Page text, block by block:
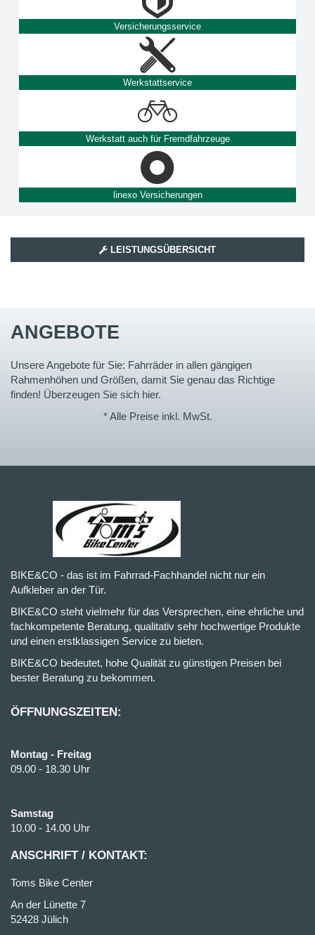
Versicherungsservice
Werkstattservice
Werkstatt auch für Fremdfahrzeuge
linexo Versicherungen
LEISTUNGSÜBERSICHT
ANGEBOTE
Unsere Angebote für Sie: Fahrräder in allen gängigen
Rahmenhöhen und Größen, damit Sie genau das Richtige
finden! Überzeugen Sie sich hier.
* Alle Preise inkl. MwSt.
BIKE&CO - das ist im Fahrrad-Fachhandel nicht nur ein
Aufkleber an der Tür.
BIKE&CO steht vielmehr für das Versprechen, eine ehrliche und
fachkompetente Beratung, qualitativ sehr hochwertige Produkte
und einen erstklassigen Service zu bieten.
BIKE&CO bedeutet, hohe Qualität zu günstigen Preisen bei
bester Beratung zu bekommen.
ÖFFNUNGSZEITEN:
Montag - Freitag
09.00 - 18.30 Uhr
Samstag
10.00 - 14.00 Uhr
ANSCHRIFT / KONTAKT:
Toms Bike Center
An der Lünette 7
52428 Jülich